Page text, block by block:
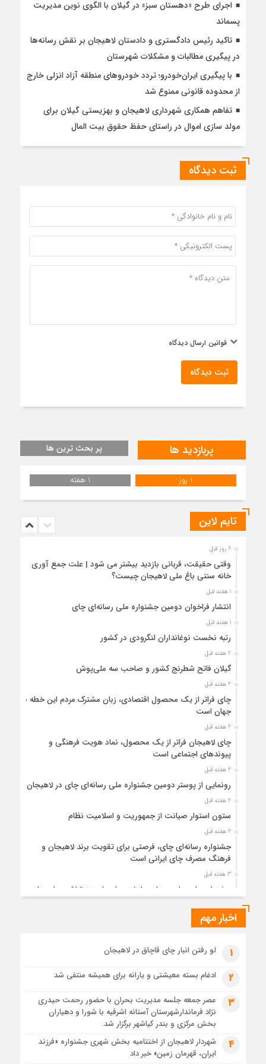
اجرای طرح «دهستان سبز» در گیلان با الگوی نوین مدیریت
پسماند
تاکید رئیس دادگستری و دادستان لاهیجان بر نقش رسانه‌ها
در پیگیری مطالبات و مشکلات شهرستان
با پیگیری ایران‌خودرو؛ تردد خودروهای منطقه آزاد انزلی خارج
از محدوده قانونی ممنوع شد
تفاهم همکاری شهرداری لاهیجان و بهزیستی گیلان برای
مولد سازی اموال در راستای حفظ حقوق بیت المال
ثبت دیدگاه
قوانین ارسال دیدگاه
ثبت دیدگاه
پربازدید ها پر بحث ترین ها
1 روز 1 هفته
تایم لاین
6 روز قبل
وقتی حقیقت، قربانی بازدید بیشتر می شود | علت جمع آوری
خانه سنتی باغ ملی لاهیجان چیست؟
1 هفته قبل
انتشار فراخوان دومین جشنواره ملی رسانه‌ای چای
1 هفته قبل
رتبه نخست نوغانداران لنگرودی در کشور
2 هفته قبل
گیلان فاتح شطرنج کشور و صاحب سه ملی‌پوش
2 هفته قبل
چای فراتر از یک محصول اقتصادی، زبان مشترک مردم این خطه با
جهان است
2 هفته قبل
چای لاهیجان فراتر از یک محصول، نماد هویت فرهنگی و
پیوندهای اجتماعی است
2 هفته قبل
رونمایی از پوستر دومین جشنواره ملی رسانه‌ای چای در لاهیجان
2 هفته قبل
ستون استوار صیانت از جمهوریت و اسلامیت نظام
2 هفته قبل
جشنواره رسانه‌ای چای، فرصتی برای تقویت برند لاهیجان و
فرهنگ مصرف چای ایرانی است
3 هفته قبل
جشنواره ملی چای، حمایت از لاهیجان یا هزینه‌تراشی برای چای
3 هفته قبل
3 هفته قبل
رئوف
تصاویر هوایی مراسم تشییع پیکر مطهر آقای شهید ایران – مشهد
مراسم تشییع پیکر مطهر آقای شهید ایران – مشهد
اخبار مهم
1 لو رفتن انبار چای قاچاق در لاهیجان
2 ادغام بسته معیشتی و یارانه برای همیشه منتفی شد
3
عصر جمعه جلسه مدیریت بحران با حضور رحمت حیدری
نژاد فرماندارشهرستان آستانه اشرفیه با شورا و دهیاران
بخش مرکزی و بندر کیاشهر برگزار شد.
4
شهردار لاهیجان از اختتامیه بخش شهری جشنواره «فرزند
ایران، قهرمان زمین» خبر داد